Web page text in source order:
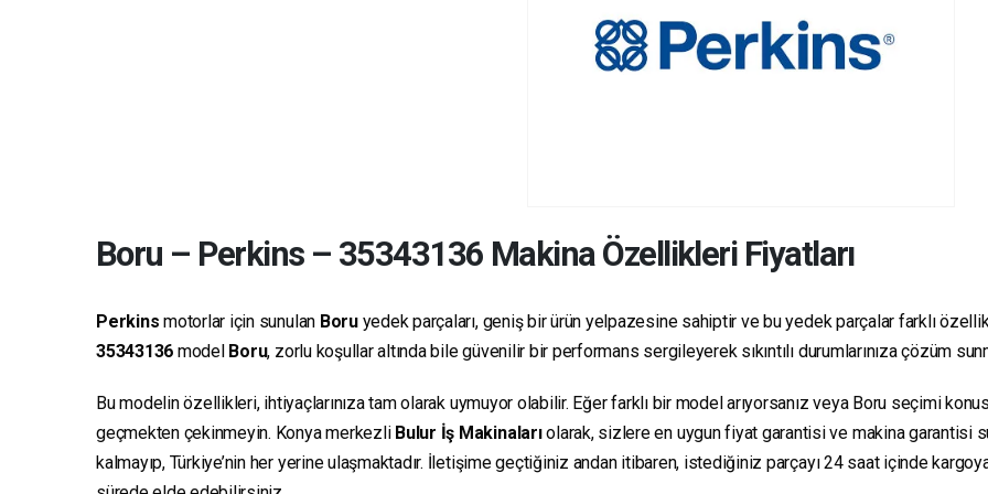
Boru – Perkins– 35343136 Makina Özellikleri Fiyatları
Perkins motorlar için sunulan Boruyedek parçaları, geniş bir ürün yelpazesine sahiptir ve bu yedek parçalar farklı
35343136 model Boru, zorlu koşullar altında bile güvenilir bir performans sergileyerek sıkıntılı durumlarınıza çözüm
Bu modelin özellikleri, ihtiyaçlarınıza tam olarak uymuyor olabilir. Eğer farklı bir model arıyorsanız veya Boru seçimi
geçmekten çekinmeyin. Konya merkezli Bulur İş Makinalarıolarak, sizlere en uygun fiyat garantisi ve makina garantisi
kalmayıp, Türkiye’nin her yerine ulaşmaktadır. İletişime geçtiğiniz andan itibaren, istediğiniz parçayı 24 saat içinde